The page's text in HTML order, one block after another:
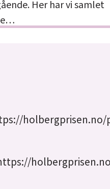
Her har vi samlet
holbergprisen.no/